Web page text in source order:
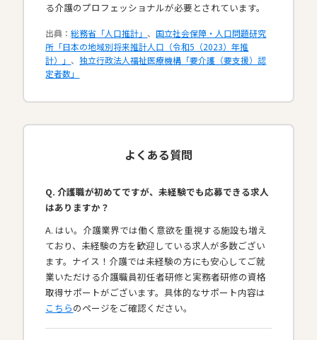
る介護のプロフェッショナルが必要とされています。​
出典：総務省「人口推計」 、国立社会保障・人口問題研究
所「日本の地域別将来推計人口（令和5（2023）年推
計）」 、独立行政法人福祉医療機構「要介護（要支援）認
定者数」
よくある質問
Q. 介護職が初めてですが、未経験でも応募できる求人
はありますか？
A. はい。介護業界では働く意欲を重視する施設も増え
ており、未経験の方を歓迎している求人が多数ござい
ます。ナイス！介護では未経験の方にも安心してご就
業いただける介護職員初任者研修と実務者研修の資格
取得サポートがございます。具体的なサポート内容は
こちらのページをご確認ください。